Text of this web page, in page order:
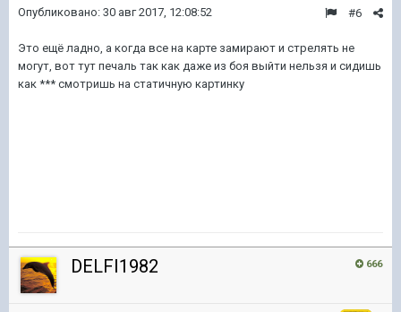
#6
Опубликовано: 30 авг 2017, 12:08:52
Это ещё ладно, а когда все на карте замирают и стрелять не
могут, вот тут печаль так как даже из боя выйти нельзя и сидишь
как *** смотришь на статичную картинку
666
DELFI1982